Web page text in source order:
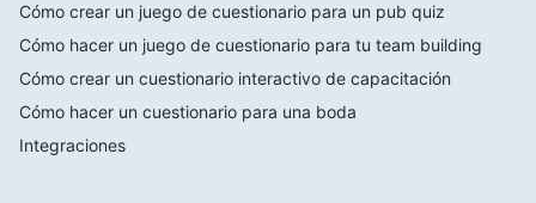
Cómo crear un juego de cuestionario para un pub quiz
Cómo hacer un juego de cuestionario para tu team building
Cómo crear un cuestionario interactivo de capacitación
Cómo hacer un cuestionario para una boda
Integraciones